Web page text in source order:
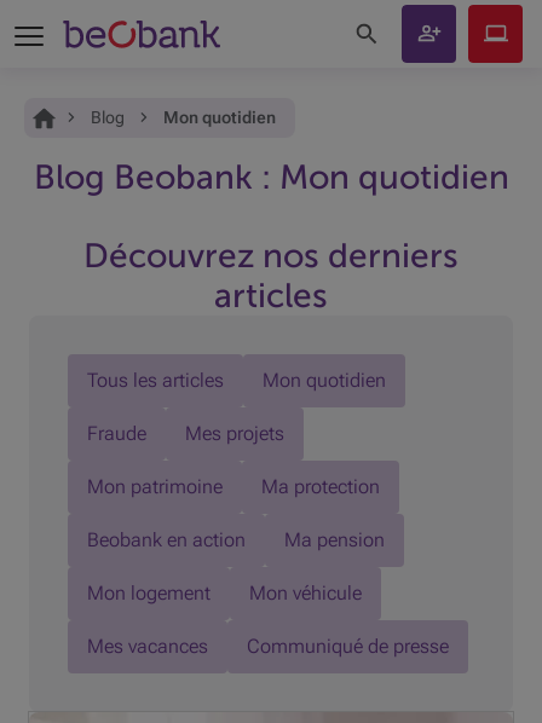
Vous êtes ici:
Accueil Blog Mon quotidien
Blog Beobank : Mon quotidien
Découvrez nos derniers
articles
Tous les articles Mon quotidien
Fraude Mes projets
Mon patrimoine Ma protection
Beobank en action Ma pension
Mon logement Mon véhicule
Mes vacances Communiqué de presse